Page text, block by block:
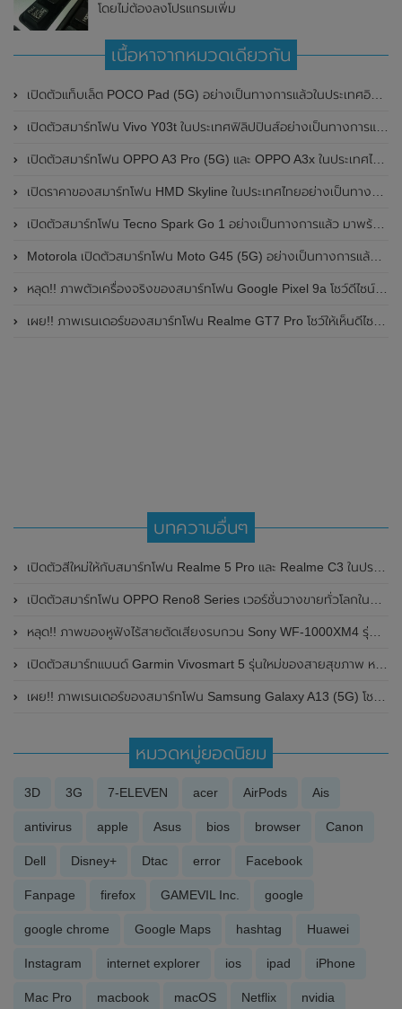
โดยไม่ต้องลงโปรแกรมเพิ่ม
เนื้อหาจากหมวดเดียวกัน
เปิดตัวแท็บเล็ต POCO Pad (5G) อย่างเป็นทางการแล้วในประเทศอินเดีย มาพร้อมชิปเซ็ต Snapdragon 7s Gen 2 ของ Qualcomm และรองรับเครือข่าย 5G
เปิดตัวสมาร์ทโฟน Vivo Y03t ในประเทศฟิลิปปินส์อย่างเป็นทางการแล้ว มาพร้อมชิปเซ็ต Unisoc T612 , กล้องหลัง ความละเอียด 13MP , แบตเตอรี่ 5,000mAh และหน้าจอแสดงผล LCD / 90Hz
เปิดตัวสมาร์ทโฟน OPPO A3 Pro (5G) และ OPPO A3x ในประเทศไทยอย่างเป็นทางการแล้ว ในราคาเริ่มต้นเพียง 3,999 บาท
เปิดราคาของสมาร์ทโฟน HMD Skyline ในประเทศไทยอย่างเป็นทางการแล้ว ราคา 14,990 บาท
เปิดตัวสมาร์ทโฟน Tecno Spark Go 1 อย่างเป็นทางการแล้ว มาพร้อมหน้าจอแสดงผล LCD / 120Hz , แบตเตอรี่ 5,000mAh และใช้ชิปเซ็ต Unisoc
Motorola เปิดตัวสมาร์ทโฟน Moto G45 (5G) อย่างเป็นทางการแล้วในอินเดีย
หลุด!! ภาพตัวเครื่องจริงของสมาร์ทโฟน Google Pixel 9a โชว์ดีไซน์ใหม่ กล้องหลังแบนราบ ไม่มีกรอบของกล้องแล้ว
เผย!! ภาพเรนเดอร์ของสมาร์ทโฟน Realme GT7 Pro โชว์ให้เห็นดีไซน์ใหม่ พร้อมเผยรายละเอียดสเปกที่สำคัญบางส่วน
บทความอื่นๆ
เปิดตัวสีใหม่ให้กับสมาร์ทโฟน Realme 5 Pro และ Realme C3 ในประเทศอินเดีย
เปิดตัวสมาร์ทโฟน OPPO Reno8 Series เวอร์ชั่นวางขายทั่วโลกในประเทศอินเดีย เตรียมเปิดตัวในไทยเร็วๆนี้
หลุด!! ภาพของหูฟังไร้สายตัดเสียงรบกวน Sony WF-1000XM4 รุ่นใหม่ พร้อมเผยวันเปิดตัว
เปิดตัวสมาร์ทแบนด์ Garmin Vivosmart 5 รุ่นใหม่ของสายสุขภาพ หลังจากหายไปเกือบสี่ปี มาพร้อมหน้าจอ OLED ขนาดใหญ่ และแบตเตอรี่สุดอึด
เผย!! ภาพเรนเดอร์ของสมาร์ทโฟน Samsung Galaxy A13 (5G) โชว์ดีไซน์พร้อมรายละเอียดสเปกบางส่วน
หมวดหมู่ยอดนิยม
3D 3G 7-ELEVEN acer AirPods Ais
antivirus apple Asus bios browser Canon
Dell Disney+ Dtac error Facebook
Fanpage firefox GAMEVIL Inc. google
google chrome Google Maps hashtag Huawei
Instagram internet explorer ios ipad iPhone
Mac Pro macbook macOS Netflix nvidia